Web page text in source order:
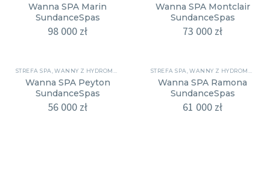
Wanna SPA Marin
SundanceSpas
98 000 zł
Wanna SPA Montclair
SundanceSpas
73 000 zł
STREFA SPA ,WANNY Z HYDROMASAŻEM
Wanna SPA Peyton
SundanceSpas
56 000 zł
STREFA SPA ,WANNY Z HYDROMASAŻEM
Wanna SPA Ramona
SundanceSpas
61 000 zł